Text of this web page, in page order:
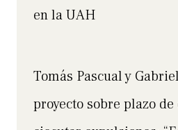
en la UAH
Tomás Pascual y
proyecto sobre plazo